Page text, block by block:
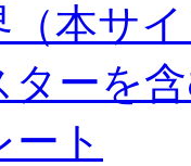
（本サ
ーを
ート